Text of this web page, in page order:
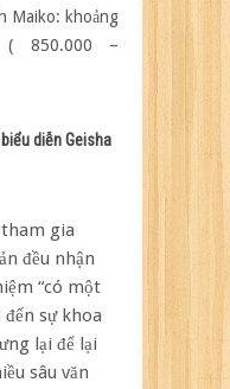
Maiko: khoảng
( 850.000 –
diễn Geisha
gia
đều nhận
“có một
sự khoa
lại để lại
sâu văn